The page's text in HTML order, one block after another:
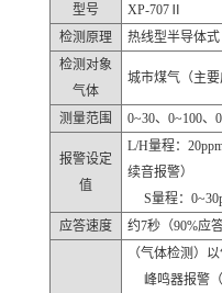
型号
XP-707Ⅱ
检测原理
热线型半导体式
检测对象
气体
城市煤气（主要
测量范围 0~30、0~100、
报警设定
值
L/H量程：
续音报警）
S量程：
应答速度
约7秒（90%应答
（气体检测）
峰鸣器报警（